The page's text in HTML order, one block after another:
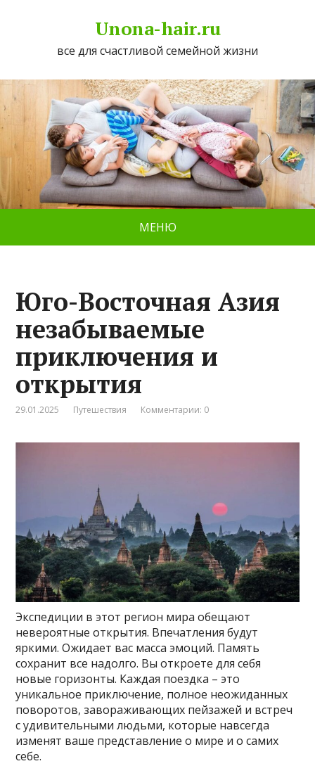
Unona-hair.ru
все для счастливой семейной жизни
МЕНЮ
Юго-Восточная Азия
незабываемые
приключения и
открытия
29.01.2025 Путешествия Комментарии: 0
Экспедиции в этот регион мира обещают
невероятные открытия. Впечатления будут
яркими. Ожидает вас масса эмоций. Память
сохранит все надолго. Вы откроете для себя
новые горизонты. Каждая поездка – это
уникальное приключение, полное неожиданных
поворотов, завораживающих пейзажей и встреч
с удивительными людьми, которые навсегда
изменят ваше представление о мире и о самих
себе.